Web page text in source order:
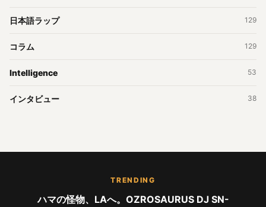
日本語ラップ 129
コラム 129
Intelligence 53
インタビュー 38
TRENDING
ハマの怪物、LAへ。OZROSAURUS DJ SN-